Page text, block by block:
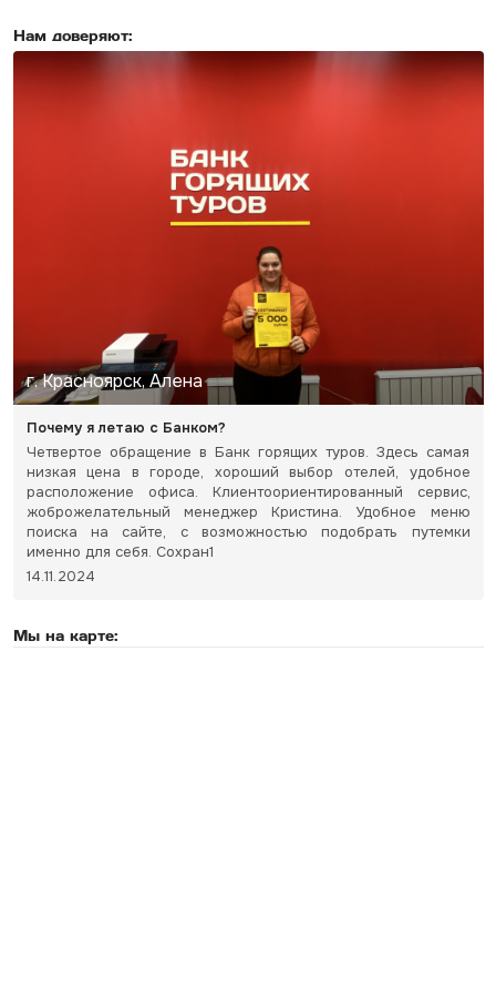
Нам доверяют:
г. Красноярск, Алена
Почему я летаю с Банком?
Четвертое обращение в Банк горящих туров. Здесь самая
низкая цена в городе, хороший выбор отелей, удобное
расположение офиса. Клиентоориентированный сервис,
жоброжелательный менеджер Кристина. Удобное меню
поиска на сайте, с возможностью подобрать путемки
именно для себя. Сохран1
14.11.2024
Мы на карте: